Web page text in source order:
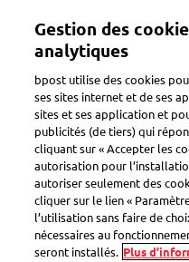
contenu
Toggle navigation
Retour
Gestion des
analytiques
bpost utilise des cookies
ses sites internet et de ses
sites et ses application et
publicités (de tiers) qui
cliquant sur « Accepter les
autorisation pour
autoriser seulement des
cliquer sur le lien «
l’utilisation sans faire de
nécessaires au
seront installés. Plus